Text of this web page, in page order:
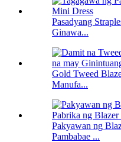
Pasadyang
Ginawa...
Gold Tweed
Manufa...
Pakyawan ng
Pambabae ...